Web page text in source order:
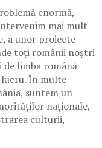
enormă,
mai mult
a unor proiecte
toți românii noștri
de limba română
În multe
suntem un
naționale,
culturii,